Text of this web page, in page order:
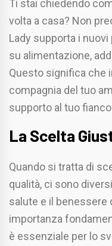
Ti stai chiedendo
volta a casa? Non
Lady supporta i
su alimentazione,
Questo significa che
compagnia del tuo
supporto al tuo
La Scelta
Quando si tratta di
qualità, ci sono
salute e il benessere
importanza
è essenziale per lo